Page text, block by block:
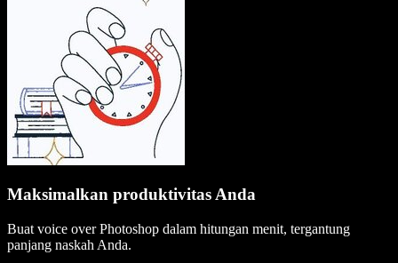
Maksimalkan produktivitas Anda
Buat voice over Photoshop dalam hitungan menit, tergantung
panjang naskah Anda.